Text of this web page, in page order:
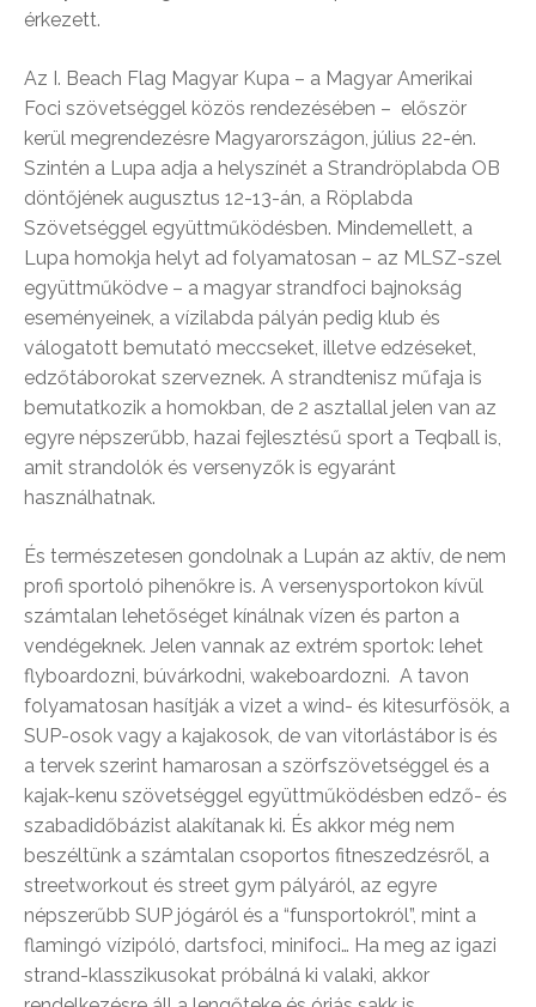
érkezett.
Az I. Beach Flag Magyar Kupa – a Magyar Amerikai
Foci szövetséggel közös rendezésében – először
kerül megrendezésre Magyarországon, július 22-én.
Szintén a Lupa adja a helyszínét a Strandröplabda OB
döntőjének augusztus 12-13-án, a Röplabda
Szövetséggel együttműködésben. Mindemellett, a
Lupa homokja helyt ad folyamatosan – az MLSZ-szel
együttműködve – a magyar strandfoci bajnokság
eseményeinek, a vízilabda pályán pedig klub és
válogatott bemutató meccseket, illetve edzéseket,
edzőtáborokat szerveznek. A strandtenisz műfaja is
bemutatkozik a homokban, de 2 asztallal jelen van az
egyre népszerűbb, hazai fejlesztésű sport a Teqball is,
amit strandolók és versenyzők is egyaránt
használhatnak.
És természetesen gondolnak a Lupán az aktív, de nem
profi sportoló pihenőkre is. A versenysportokon kívül
számtalan lehetőséget kínálnak vízen és parton a
vendégeknek. Jelen vannak az extrém sportok: lehet
flyboardozni, búvárkodni, wakeboardozni. A tavon
folyamatosan hasítják a vizet a wind- és kitesurfösök, a
SUP-osok vagy a kajakosok, de van vitorlástábor is és
a tervek szerint hamarosan a szörfszövetséggel és a
kajak-kenu szövetséggel együttműködésben edző- és
szabadidőbázist alakítanak ki. És akkor még nem
beszéltünk a számtalan csoportos fitneszedzésről, a
streetworkout és street gym pályáról, az egyre
népszerűbb SUP jógáról és a “funsportokról”, mint a
flamingó vízipóló, dartsfoci, minifoci… Ha meg az igazi
strand-klasszikusokat próbálná ki valaki, akkor